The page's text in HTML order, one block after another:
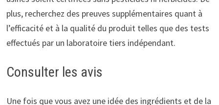
plus, recherchez des preuves supplémentaires quant à
l’efficacité et à la qualité du produit telles que des tests
effectués par un laboratoire tiers indépendant.
Consulter les avis
Une fois que vous avez une idée des ingrédients et de la